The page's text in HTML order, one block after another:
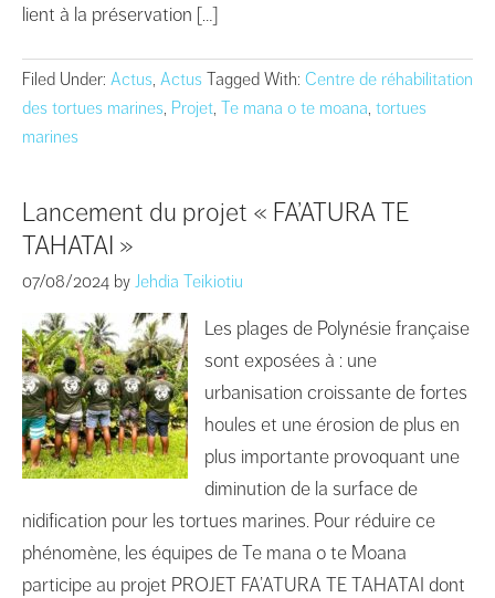
lient à la préservation […]
Filed Under: Actus, Actus Tagged With: Centre de réhabilitation
des tortues marines, Projet, Te mana o te moana, tortues
marines
Lancement du projet « FA’ATURA TE
TAHATAI »
07/08/2024 by Jehdia Teikiotiu
Les plages de Polynésie française
sont exposées à : une
urbanisation croissante de fortes
houles et une érosion de plus en
plus importante provoquant une
diminution de la surface de
nidification pour les tortues marines. Pour réduire ce
phénomène, les équipes de Te mana o te Moana
participe au projet PROJET FA’ATURA TE TAHATAI dont